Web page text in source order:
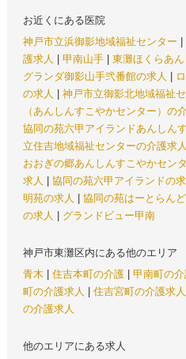
お近くにある医院
神戸市立浜御影地域福祉センター
護求人
甲南山手 東灘ほくらあ
グランダ御影山手弐番館の求人
の求人
神戸市立御影北地域福祉
（あんしんすこやかセンター）の
協同の苑六甲アイランドあんしん
立住吉地域福祉センターの介護求人
おおぎの郷あんしんすこやかセン
求人
協同の苑六甲アイランドの
明苑の求人
協同の苑はーとらん
の求人
グランドビュー甲南
神戸市東灘区内にある他のエリア
青木
住吉本町の介護 甲南町の介
町の介護求人
住吉宮町の介護求人
の介護求人
他のエリアにある求人